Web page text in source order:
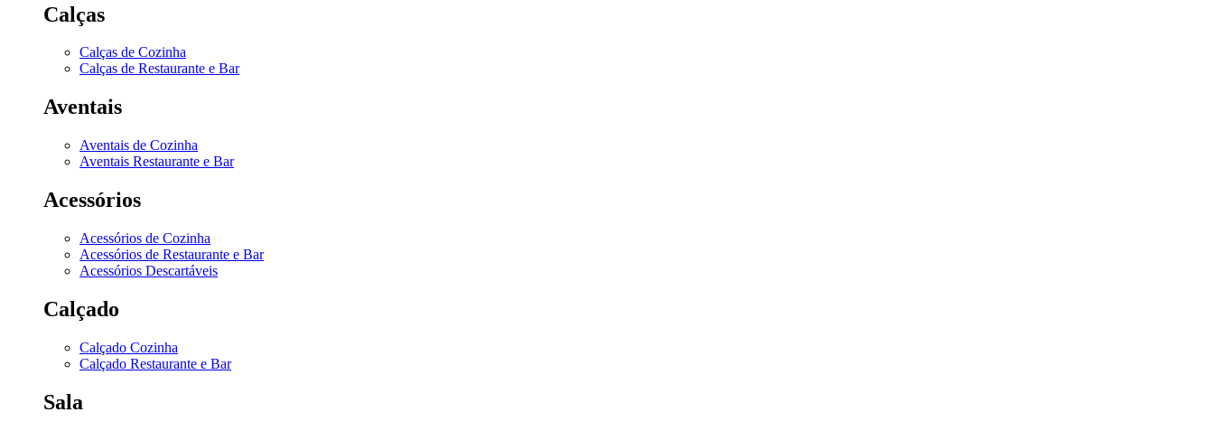
Calças
Calças de Cozinha
Calças de Restaurante e Bar
Aventais
Aventais de Cozinha
Aventais Restaurante e Bar
Acessórios
Acessórios de Cozinha
Acessórios de Restaurante e Bar
Acessórios Descartáveis
Calçado
Calçado Cozinha
Calçado Restaurante e Bar
Sala